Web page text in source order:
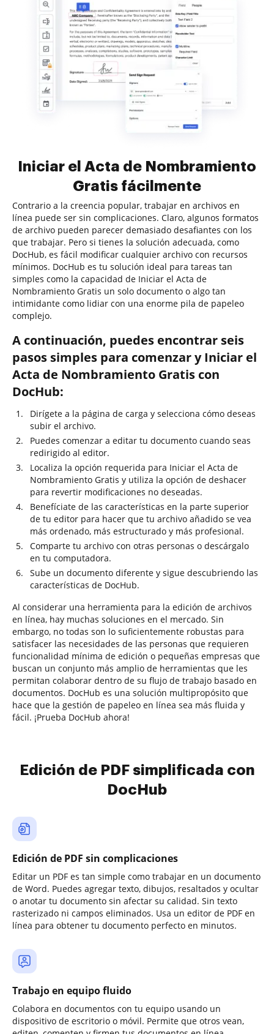
Iniciar el Acta de Nombramiento
Gratis fácilmente
Contrario a la creencia popular, trabajar en archivos en
línea puede ser sin complicaciones. Claro, algunos formatos
de archivo pueden parecer demasiado desafiantes con los
que trabajar. Pero si tienes la solución adecuada, como
DocHub, es fácil modificar cualquier archivo con recursos
mínimos. DocHub es tu solución ideal para tareas tan
simples como la capacidad de Iniciar el Acta de
Nombramiento Gratis un solo documento o algo tan
intimidante como lidiar con una enorme pila de papeleo
complejo.
A continuación, puedes encontrar seis
pasos simples para comenzar y Iniciar el
Acta de Nombramiento Gratis con
DocHub:
Dirígete a la página de carga y selecciona cómo deseas
subir el archivo.
Puedes comenzar a editar tu documento cuando seas
redirigido al editor.
Localiza la opción requerida para Iniciar el Acta de
Nombramiento Gratis y utiliza la opción de deshacer
para revertir modificaciones no deseadas.
Benefíciate de las características en la parte superior
de tu editor para hacer que tu archivo añadido se vea
más ordenado, más estructurado y más profesional.
Comparte tu archivo con otras personas o descárgalo
en tu computadora.
Sube un documento diferente y sigue descubriendo las
características de DocHub.
Al considerar una herramienta para la edición de archivos
en línea, hay muchas soluciones en el mercado. Sin
embargo, no todas son lo suficientemente robustas para
satisfacer las necesidades de las personas que requieren
funcionalidad mínima de edición o pequeñas empresas que
buscan un conjunto más amplio de herramientas que les
permitan colaborar dentro de su flujo de trabajo basado en
documentos. DocHub es una solución multipropósito que
hace que la gestión de papeleo en línea sea más fluida y
fácil. ¡Prueba DocHub ahora!
Edición de PDF simplificada con
DocHub
Edición de PDF sin complicaciones
Editar un PDF es tan simple como trabajar en un documento
de Word. Puedes agregar texto, dibujos, resaltados y ocultar
o anotar tu documento sin afectar su calidad. Sin texto
rasterizado ni campos eliminados. Usa un editor de PDF en
línea para obtener tu documento perfecto en minutos.
Trabajo en equipo fluido
Colabora en documentos con tu equipo usando un
dispositivo de escritorio o móvil. Permite que otros vean,